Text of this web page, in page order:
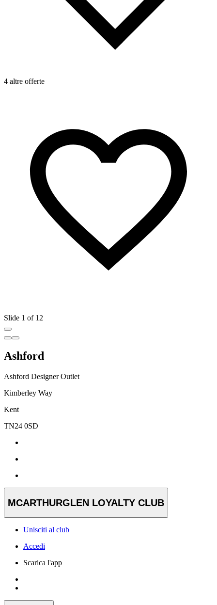
4 altre offerte
Slide 1 of 12
Ashford
Ashford Designer Outlet
Kimberley Way
Kent
TN24 0SD
MCARTHURGLEN LOYALTY CLUB
Unisciti al club
Accedi
Scarica l'app